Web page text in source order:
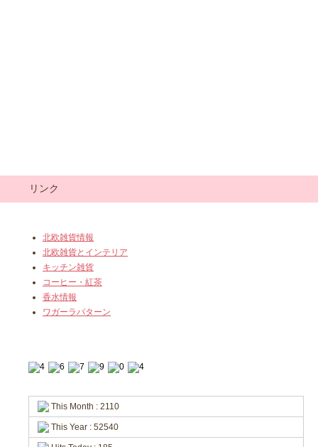
リンク
北欧雑貨情報
北欧雑貨とインテリア
キッチン雑貨
コーヒー・紅茶
香水情報
ワガーラパターン
This Month : 2110
This Year : 52540